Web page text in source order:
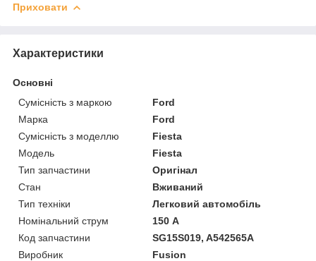
Приховати
Характеристики
Основні
Сумісність з маркою
Ford
Марка
Ford
Сумісність з моделлю
Fiesta
Модель
Fiesta
Тип запчастини
Оригінал
Стан
Вживаний
Тип техніки
Легковий автомобіль
Номінальний струм
150 А
Код запчастини
SG15S019, A542565A
Виробник
Fusion